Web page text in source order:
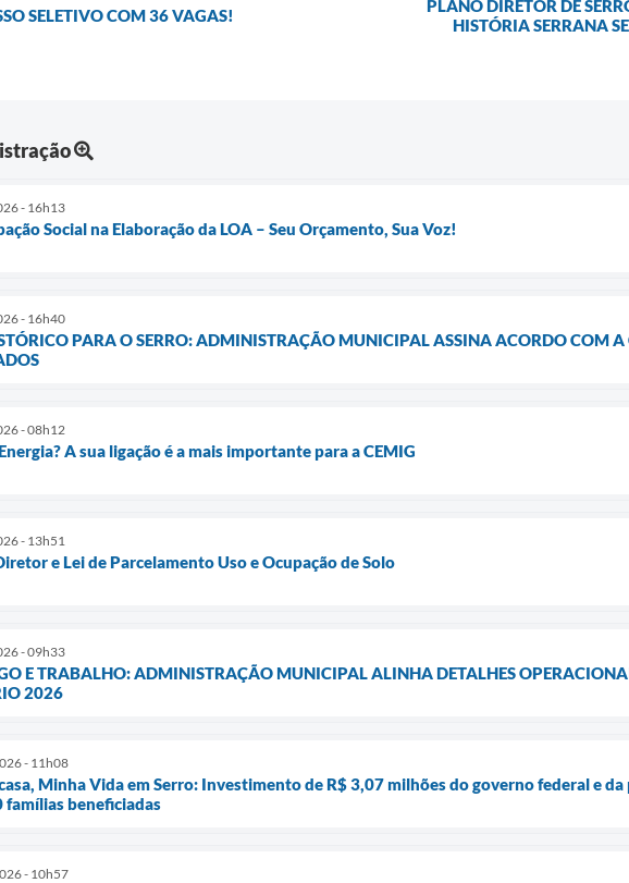
SELETIVO COM 36 VAGAS!
PLANO DIRETOR DE
HISTÓRIA SERRANA
- 16h13
Social na Elaboração da LOA – Seu Orçamento, Sua Voz!
- 16h40
PARA O SERRO: ADMINISTRAÇÃO MUNICIPAL ASSINA ACORDO COM A
- 08h12
A sua ligação é a mais importante para a CEMIG
- 13h51
e Lei de Parcelamento Uso e Ocupação de Solo
- 09h33
E TRABALHO: ADMINISTRAÇÃO MUNICIPAL ALINHA DETALHES
2026
- 11h08
Minha Vida em Serro: Investimento de R$ 3,07 milhões do governo federal e
famílias beneficiadas
- 10h57